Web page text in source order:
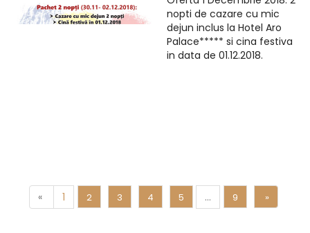
nopti de cazare cu mic
dejun inclus la Hotel Aro
Palace***** si cina festiva
in data de 01.12.2018.
« 1 2 3 4 5 … 9 »